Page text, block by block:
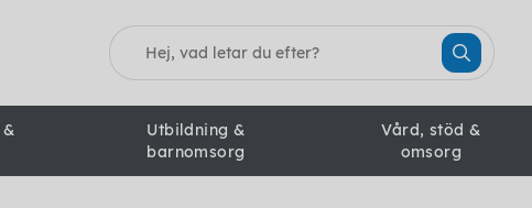
Sök
Utbildning &
barnomsorg
Vård, stöd &
omsorg